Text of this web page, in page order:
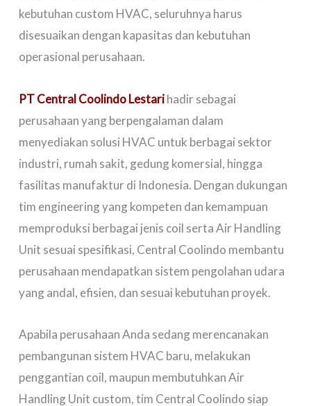
kebutuhan custom HVAC, seluruhnya harus
disesuaikan dengan kapasitas dan kebutuhan
operasional perusahaan.
PT Central Coolindo Lestarihadir sebagai
perusahaan yang berpengalaman dalam
menyediakan solusi HVAC untuk berbagai sektor
industri, rumah sakit, gedung komersial, hingga
fasilitas manufaktur di Indonesia. Dengan dukungan
tim engineering yang kompeten dan kemampuan
memproduksi berbagai jenis coil serta Air Handling
Unit sesuai spesifikasi, Central Coolindo membantu
perusahaan mendapatkan sistem pengolahan udara
yang andal, efisien, dan sesuai kebutuhan proyek.
Apabila perusahaan Anda sedang merencanakan
pembangunan sistem HVAC baru, melakukan
penggantian coil, maupun membutuhkan Air
Handling Unit custom, tim Central Coolindo siap